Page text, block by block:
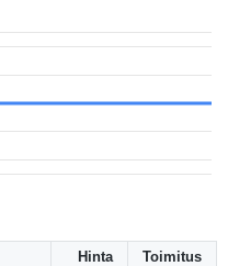
Hinta Toimitus